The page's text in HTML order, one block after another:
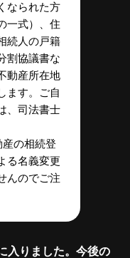
なられた方
一式）、住
続人の戸籍
割協議書な
動産所在地
ます。ご自
、司法書士
の相続登
る名義変更
んのでご注
入りました。今後の